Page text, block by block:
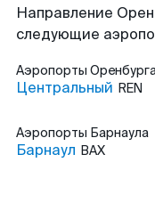
Направление
следующие
Аэропорты
Центральный REN
Аэропорты Барнаула
Барнаул BAX